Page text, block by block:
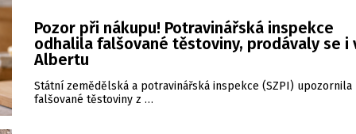
Pozor při nákupu! Potravinářská inspekce
odhalila falšované těstoviny, prodávaly se i
Albertu
Státní zemědělská a potravinářská inspekce (SZPI) upozornila
falšované těstoviny z …